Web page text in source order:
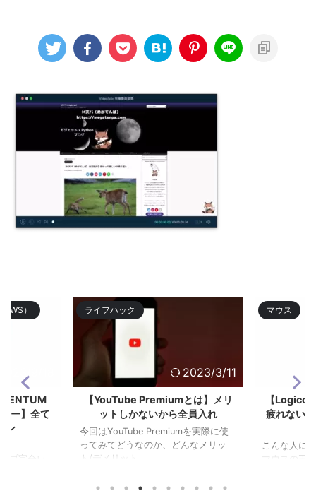
）
9/18
ー】全て
ン
プ完全ワ
ライフハック
2023/3/11
【YouTube Premiumとは】メリ
ットしかないから全員入れ
今回はYouTube Premiumを実際に使
ってみてどうなのか、どんなメリッ
ト/デメリット ...
マウス
【
疲れない
こんな人に
マウスの王